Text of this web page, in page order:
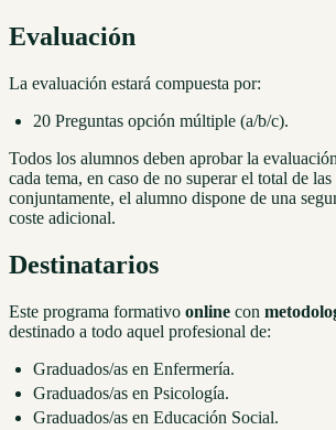
Evaluación
La evaluación estará compuesta por:
20 Preguntas opción múltiple (a/b/c).
Todos los alumnos deben aprobar la
cada tema, en caso de no superar el total de
conjuntamente, el alumno dispone de una
coste adicional.
Destinatarios
Este programa formativo online con
destinado a todo aquel profesional de:
Graduados/as en Enfermería.
Graduados/as en Psicología.
Graduados/as en Educación Social.